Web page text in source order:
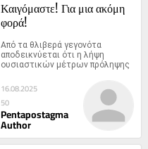
Καιγόμαστε! Για μια ακόμη
φορά!
Από τα θλιβερά γεγονότα
αποδεικνύεται ότι η λήψη
ουσιαστικών μέτρων πρόληψης
16.08.2025
50
Pentapostagma
Author